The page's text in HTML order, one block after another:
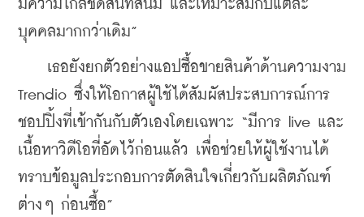
มีความใกล้ชิดสนิทสนม และเหมาะสมกับแต่ละ
บุคคลมากกว่าเดิม”
เธอยังยกตัวอย่างแอปซื้อขายสินค้าด้านความงาม
Trendio ซึ่งให้โอกาสผู้ใช้ได้สัมผัสประสบการณ์การ
ชอปปิ้งที่เข้ากันกับตัวเองโดยเฉพาะ “มีการ live และ
เนื้อหาวิดีโอที่อัดไว้ก่อนแล้ว เพื่อช่วยให้ผู้ใช้งานได้
ทราบข้อมูลประกอบการตัดสินใจเกี่ยวกับผลิตภัณฑ์
ต่างๆ ก่อนซื้อ”